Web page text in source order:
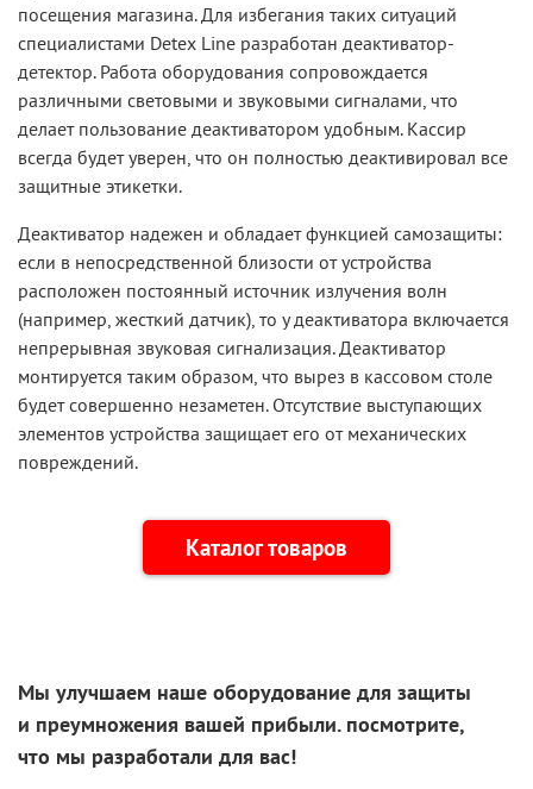
посещения магазина. Для избегания таких ситуаций
специалистами Detex Line разработан деактиватор-
детектор. Работа оборудования сопровождается
различными световыми и звуковыми сигналами, что
делает пользование деактиватором удобным. Кассир
всегда будет уверен, что он полностью деактивировал все
защитные этикетки.
Деактиватор надежен и обладает функцией самозащиты:
если в непосредственной близости от устройства
расположен постоянный источник излучения волн
(например, жесткий датчик), то у деактиватора включается
непрерывная звуковая сигнализация. Деактиватор
монтируется таким образом, что вырез в кассовом столе
будет совершенно незаметен. Отсутствие выступающих
элементов устройства защищает его от механических
повреждений.
Каталог товаров
Мы улучшаем наше оборудование для защиты
и преумножения вашей прибыли. посмотрите,
что мы разработали для вас!